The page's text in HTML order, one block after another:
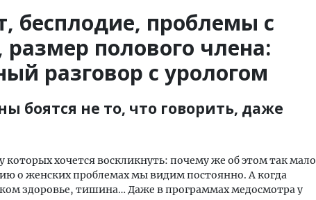
бесплодие, проблемы с
размер полового члена:
разговор с урологом
боятся не то, что говорить, даже
которых хочется воскликнуть: почему же об этом так мало
о женских проблемах мы видим постоянно. А когда
здоровье, тишина… Даже в программах медосмотра у